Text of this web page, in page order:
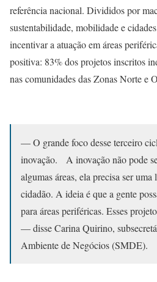
referência nacional. Divididos por
sustentabilidade, mobilidade e
incentivar a atuação em áreas
positiva: 83% dos projetos inscritos
nas comunidades das Zonas Norte e
— O grande foco desse terceiro
inovação. A inovação não pode
algumas áreas, ela precisa ser
cidadão. A ideia é que a gente
para áreas periféricas. Esses
— disse Carina Quirino,
Ambiente de Negócios (SMDE).